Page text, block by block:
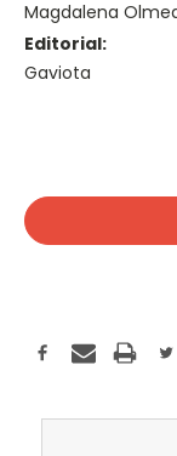
Magdalena
Editorial:
Gaviota